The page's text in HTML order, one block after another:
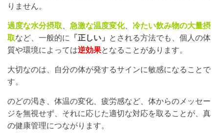
りません。
過度な水分摂取、 急激な温度変化、 冷たい飲み物の大量摂
取など、一般的に 「正しい」 とされる方法でも、個人の体
質や環境によっては逆効果となることがあります。
大切なのは、自分の体が発するサインに敏感になることで
す。
のどの渇き、体温の変化、疲労感など、体からのメッセー
ジを無視せず、それに応じた適切な対応を取ることが、真
の健康管理につながります。